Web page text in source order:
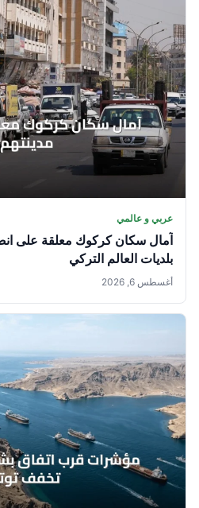
عربي و عالمي
آمال سكان كركوك معلقة على
بلديات العالم التركي
أغسطس 6, 2026